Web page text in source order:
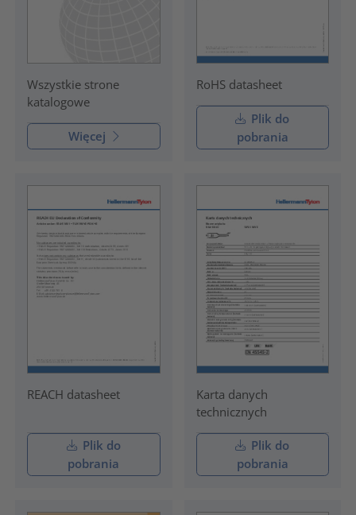
Wszystkie strone
katalogowe
Więcej
RoHS datasheet
Plik do
pobrania
REACH datasheet
Plik do
pobrania
Karta danych
technicznych
Plik do
pobrania